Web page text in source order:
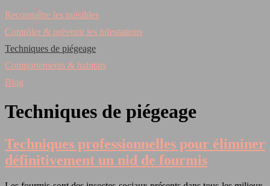
Reconnaître les nuisibles
Contrôler & prévenir les infestations
Techniques de piégeage
Comportements & habitats
Blog
Techniques de piégeage
Techniques professionnelles pour éliminer
définitivement un nid de fourmis